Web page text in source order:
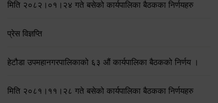
मिति २०८२।०१।२४ गते बसेको कार्यपालिका बैठकका निर्णयहरु
प्रेस विज्ञप्ति
हेटौडा उपमहानगरपालिकाको ६३ औं कार्यपालिका बैठकको निर्णय ।
मिति २०८१।११।२८ गते बसेको कार्यपालिका बैठकका निर्णयहरु